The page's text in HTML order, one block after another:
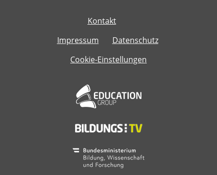
Kontakt
Impressum
Datenschutz
Cookie-Einstellungen